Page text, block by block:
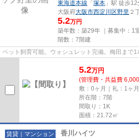
東海道本線 「 塚本 」駅 徒歩12
大阪府大阪市西淀川区野里 ２
5.2万円
築年数：築29年 ｜募集中： 1
階数：7階建
ペット飼育可能。ウォシュレット完備。梅田まで1
5.2万円
(管理費・共益費
敷：0ヶ月｜礼：1ヶ月
所在階：7階
間取り：1K
面積：21.72㎡
賃貸｜マンション 香川ハイツ